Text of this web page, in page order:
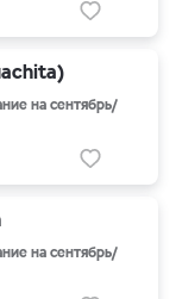
на сентябрь/
на сентябрь/